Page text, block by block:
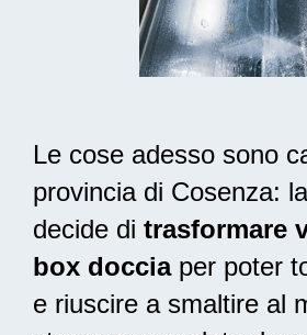
Le cose adesso sono
provincia di Cosenza:
decide di trasformare
box docciaper poter
e riuscire a smaltire al